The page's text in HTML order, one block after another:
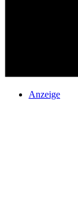
Anzeige